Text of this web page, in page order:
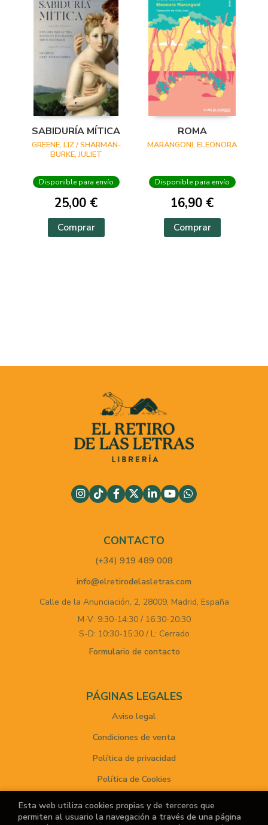
SABIDURÍA MÍTICA
GREENE, LIZ / SHARMAN-
BURKE, JULIET
Disponible para envío
25,00 €
Comprar
ROMA
MARANGONI, ELEONORA
Disponible para envío
16,90 €
Comprar
CONTACTO
(+34) 919 489 008
info@elretirodelasletras.com
Calle de la Anunciación, 2, 28009, Madrid, España
M-V: 9:30-14:30 / 16:30-20:30
S-D: 10:30-15:30 / L: Cerrado
Formulario de contacto
PÁGINAS LEGALES
Aviso legal
Condiciones de venta
Política de privacidad
Política de Cookies
Esta web utiliza cookies propias y de terceros que
permiten al usuario la navegación a través de una página